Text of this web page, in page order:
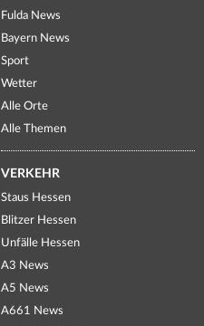
Fulda News
Bayern News
Sport
Wetter
Alle Orte
Alle Themen
VERKEHR
Staus Hessen
Blitzer Hessen
Unfälle Hessen
A3 News
A5 News
A661 News